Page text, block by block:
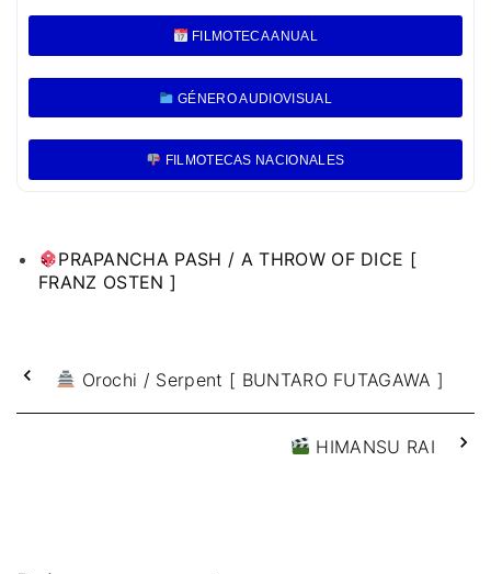
FILMOTECA ANUAL
GÉNERO AUDIOVISUAL
FILMOTECAS NACIONALES
PRAPANCHA PASH / A THROW OF DICE [
FRANZ OSTEN ]
Orochi / Serpent [ BUNTARO FUTAGAWA ]
HIMANSU RAI